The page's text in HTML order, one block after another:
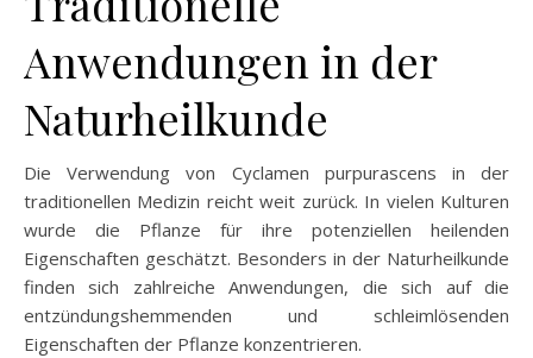
Anwendungen in der
Naturheilkunde
Die Verwendung von Cyclamen purpurascens in der
traditionellen Medizin reicht weit zurück. In vielen Kulturen
wurde die Pflanze für ihre potenziellen heilenden
Eigenschaften geschätzt. Besonders in der Naturheilkunde
finden sich zahlreiche Anwendungen, die sich auf die
entzündungshemmenden und schleimlösenden
Eigenschaften der Pflanze konzentrieren.